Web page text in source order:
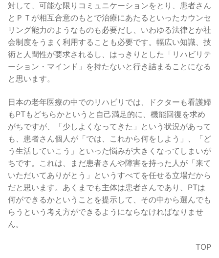
対して、可能な限りコミュニケーションをとり、患者さん
とＰＴが相互合意のもとで治療にあたるといったカウンセ
リング能力のようなものも必要だし、いわゆる法律とか社
会制度をうまく利用することも必要です。幅広い知識、技
術と人間性が要求されるし、はっきりとした「リハビリテ
ーション・マインド」を持たないと行き詰まることになる
と思います。
日本の老年医療の中でのリハビリでは、ドクターも看護婦
もPTもどちらかというと自己満足的に、機能回復を求め
がちですが、「少しよくなってきた」という状況があって
も、患者さん個人が「では、これから何をしよう」、「ど
う生活していこう」といった悩みが大きくなってしまいが
ちです。これは、まだ患者さんや障害を持った人が「来て
いただいてありがとう」というすべてを任せる立場だから
だと思います。あくまでも主体は患者さんであり、PTは
何ができるかということを提示して、その中から選んでも
らうという考え方ができるようにならなければなりませ
ん。
TOP